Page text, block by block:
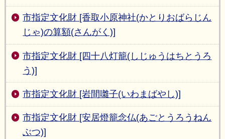
市指定文化財 [香取小原神社(かとりおばらじん
じゃ)の算額(さんがく)]
市指定文化財 [四十八灯籠(しじゅうはちとうろ
う)]
市指定文化財 [岩間囃子(いわまばやし)]
市指定文化財 [安居燈籠念仏(あごとうろうねん
ぶつ)]